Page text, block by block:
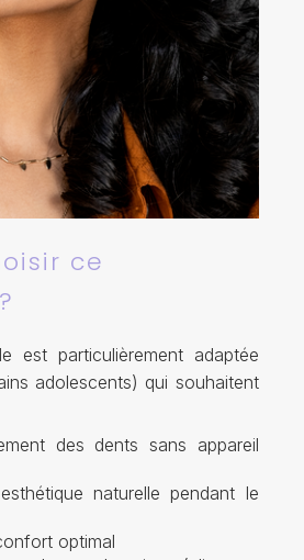
ce
est particulièrement adaptée
adolescents) qui souhaitent
des dents sans appareil
naturelle pendant le
optimal